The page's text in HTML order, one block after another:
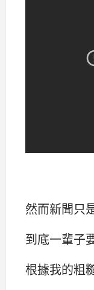
然而新聞只
到底一輩子
根據我的粗